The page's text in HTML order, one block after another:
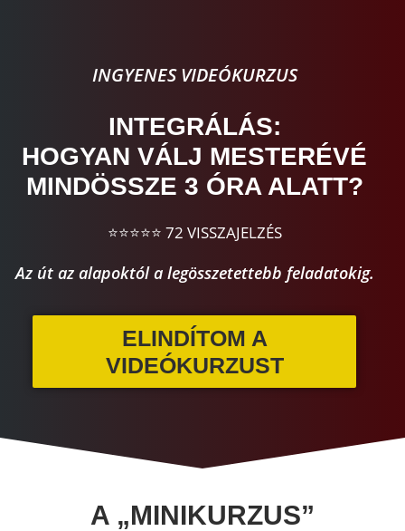
INGYENES VIDEÓKURZUS
INTEGRÁLÁS:
HOGYAN VÁLJ MESTERÉVÉ
MINDÖSSZE 3 ÓRA ALATT?
⭐⭐⭐⭐⭐ 72 VISSZAJELZÉS
Az út az alapoktól a legösszetettebb feladatokig.
ELINDÍTOM A
VIDEÓKURZUST
A „MINIKURZUS”